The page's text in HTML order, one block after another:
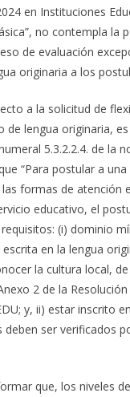
en Instituciones
no contempla la
de evaluación
originaria a los
a la solicitud de
de lengua originaria,
5.3.2.2.4. de la
“Para postular a una
las formas de atención
educativo, el
(i) dominio
en la lengua
la cultura local,
2 de la
y, ii) estar inscrito
deben ser verificados
que, los niveles